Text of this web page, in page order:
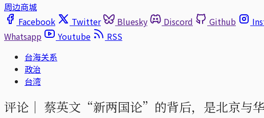
周边商城
Facebook
Twitter Bluesky Discord Github
Whatsapp
Youtube
RSS
台海关系
政治
台湾
评论｜ 蔡英文“新两国论”的背后，是北京与